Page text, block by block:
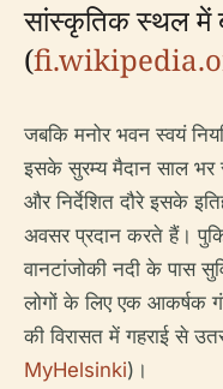
सांस्कृतिक स्थल में
(
जबकि मनोर भवन स्वयं
इसके सुरम्य मैदान साल भर
और निर्देशित दौरे इसके
अवसर प्रदान करते हैं।
वानटांजोकी नदी के पास
लोगों के लिए एक आकर्षक
की विरासत में गहराई से
MyHelsinki)।